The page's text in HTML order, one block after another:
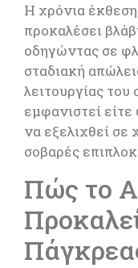
Η χρόνια
προκαλέσει
οδηγώντας σε
σταδιακή
λειτουργίας
εμφανιστεί είτε
να εξελιχθεί σε
σοβαρές
Πώς το